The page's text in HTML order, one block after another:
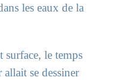
les eaux de la
surface, le temps
allait se dessiner